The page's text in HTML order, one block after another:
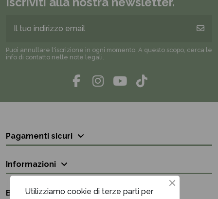
Puoi annullare l'iscrizione in ogni momento. A questo scopo, cerca le
info di contatto nelle note legali.
Pagamenti sicuri
Informazioni
Bisogno di aiuto?
Utilizziamo cookie di terze parti per